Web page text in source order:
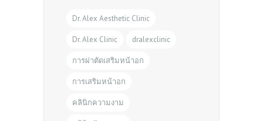
Dr. Alex Aesthetic Clinic
Dr. Alex Clinic dralexclinic
การผ่าตัดเสริมหน้าอก
การเสริมหน้าอก
คลินิกความงาม